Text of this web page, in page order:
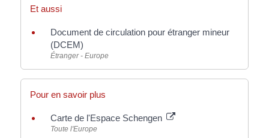
Et aussi
Document de circulation pour étranger mineur
(DCEM)
Étranger - Europe
Pour en savoir plus
Carte de l'Espace Schengen
Toute l'Europe